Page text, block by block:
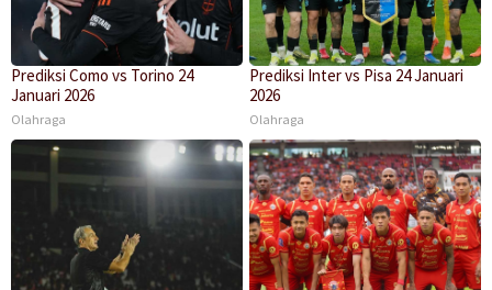
Prediksi Como vs Torino 24
Januari 2026
Olahraga
Prediksi Inter vs Pisa 24 Januari
2026
Olahraga